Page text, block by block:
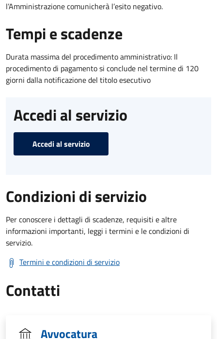
l’Amministrazione comunicherà l’esito negativo.
Tempi e scadenze
Durata massima del procedimento amministrativo: Il
procedimento di pagamento si conclude nel termine di 120
giorni dalla notificazione del titolo esecutivo
Accedi al servizio
Accedi al servizio
Condizioni di servizio
Per conoscere i dettagli di scadenze, requisiti e altre
informazioni importanti, leggi i termini e le condizioni di
servizio.
Termini e condizioni di servizio
Contatti
Avvocatura